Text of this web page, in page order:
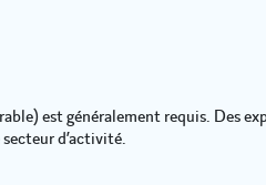
est généralement requis. Des
d’activité.